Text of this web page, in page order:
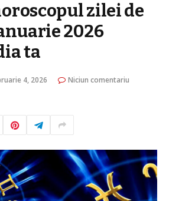
zilei de
2026
ta
4, 2026
Niciun comentariu